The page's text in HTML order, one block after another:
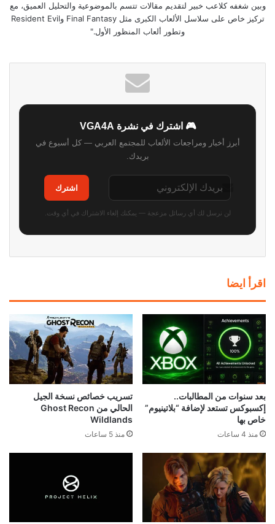
وبين شغفه كلاعب خبير لتقديم مقالات تتسم بالموضوعية والتحليل العميق، مع
تركيز خاص على سلاسل الألعاب الكبرى مثل Final Fantasy وResident Evil
وتطور ألعاب المنظور الأول."
🎮 اشترك في نشرة VGA4A
أبرز أخبار ومراجعات الألعاب للمجتمع العربي — كل أسبوع في
بريدك.
اشترك
لن نرسل لك أي رسائل مزعجة — يمكنك إلغاء الاشتراك في أي وقت.
اقرأ ايضا
بعد سنوات من المطالبات..
إكسبوكس تستعد لإضافة “بلاتينيوم”
خاص بها
منذ 4 ساعات
تسريب خصائص نسخة الجيل
الحالي من Ghost Recon
Wildlands
منذ 5 ساعات